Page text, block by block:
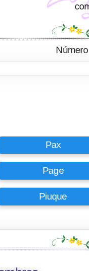
Pax
Page
Piuque